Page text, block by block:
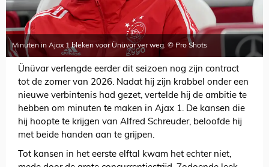
Minuten in Ajax 1 bleken voor Ünüvar ver weg. © Pro Shots
Ünüvar verlengde eerder dit seizoen nog zijn contract
tot de zomer van 2026. Nadat hij zijn krabbel onder een
nieuwe verbintenis had gezet, vertelde hij de ambitie te
hebben om minuten te maken in Ajax 1. De kansen die
hij hoopte te krijgen van Alfred Schreuder, beloofde hij
met beide handen aan te grijpen.
Tot kansen in het eerste elftal kwam het echter niet,